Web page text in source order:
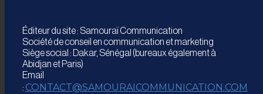
Éditeur du site : Samouraï Communication
Société de conseil en communication et marketing
Siège social : Dakar, Sénégal (bureaux également à
Abidjan et Paris)
Email
: CONTACT@SAMOURAICOMMUNICATION.COM